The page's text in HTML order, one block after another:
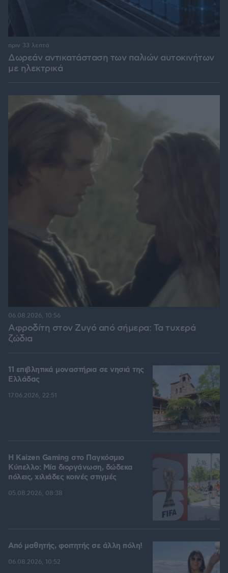
Δωρεάν αντικατάσταση των παλιών αυτοκινήτων
με ηλεκτρικά
πριν 33 λεπτά
Αφροδίτη στον Ζυγό από σήμερα: Τα τυχερά
ζώδια
06.08.2026, 10:56
11 επιβλητικά μοναστήρια σε νησιά της
Ελλάδας
17.06.2026, 22:51
H Kaizen Gaming στο Παγκόσμιο
Kύπελλο: Μία διοργάνωση, δώδεκα
πόλεις, χιλιάδες κοινές στιγμές
05.08.2026, 08:38
Από μαθητής, φοιτητής σε άλλη πόλη!
06.08.2026, 10:52